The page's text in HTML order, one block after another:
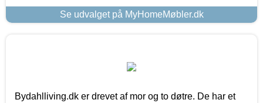
Se udvalget på MyHomeMøbler.dk
Bydahlliving.dk er drevet af mor og to døtre. De har et